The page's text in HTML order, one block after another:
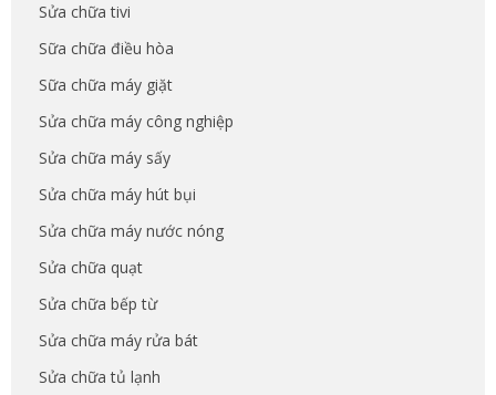
Sửa chữa tivi
Sữa chữa điều hòa
Sữa chữa máy giặt
Sửa chữa máy công nghiệp
Sửa chữa máy sấy
Sửa chữa máy hút bụi
Sửa chữa máy nước nóng
Sửa chữa quạt
Sửa chữa bếp từ
Sửa chữa máy rửa bát
Sửa chữa tủ lạnh